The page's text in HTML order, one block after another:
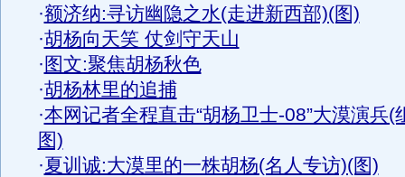
·额济纳:寻访幽隐之水(走进新西部)(图)
·胡杨向天笑 仗剑守天山
· 图文:聚焦胡杨秋色
·胡杨林里的追捕
·本网记者全程直击“胡杨卫士-08”大漠演兵(
图)
·夏训诚:大漠里的一株胡杨(名人专访)(图)